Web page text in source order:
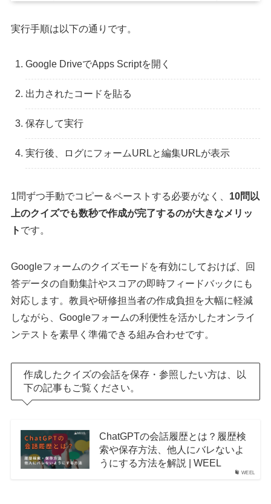
実行手順は以下の通りです。
Google DriveでApps Scriptを開く
出力されたコードを貼る
保存して実行
実行後、ログにフォームURLと編集URLが表示
1問ずつ手動でコピー＆ペーストする必要がなく、 10問以
上のクイズでも数秒で作成が完了するのが大きなメリッ
ト です。
Googleフォームのクイズモードを有効にしておけば、回
答データの自動集計やスコアの即時フィードバックにも
対応します。教員や研修担当者の作成負担を大幅に軽減
しながら、Googleフォームの利便性を活かしたオンライ
ンテストを素早く準備できる組み合わせです。
作成したクイズの会話を保存・参照したい方は、以
下の記事もご覧ください。
WEEL
ChatGPTの会話履歴とは？履歴検
索や保存方法、他人にバレないよ
うにする方法を解説 | WEEL